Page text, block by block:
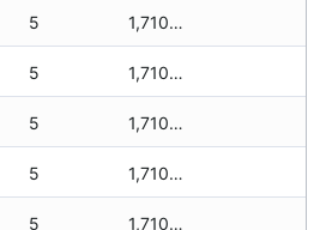
5 1,710 zł
5 1,710 zł
5 1,710 zł
5 1,710 zł
5 1,710 zł